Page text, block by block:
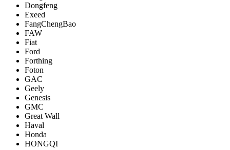
Dongfeng
Exeed
FangChengBao
FAW
Fiat
Ford
Forthing
Foton
GAC
Geely
Genesis
GMC
Great Wall
Haval
Honda
HONGQI